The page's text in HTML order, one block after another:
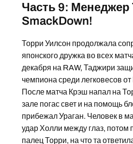
Часть 9: Менеджер
SmackDown!
Торри Уилсон продолжала
японского дружка во всех
декабря на RAW, Таджири
чемпиона среди легковесов
После матча Крэш напал на
зале погас свет и на помощь
прибежал Ураган. Человек в
удар Холли между глаз, потом
палец Торри, на что та